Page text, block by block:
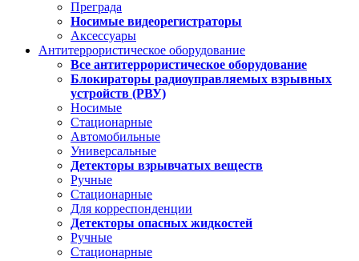
Преграда
Носимые видеорегистраторы
Аксессуары
Антитеррористическое оборудование
Все антитеррористическое оборудование
Блокираторы радиоуправляемых взрывных
устройств (РВУ)
Носимые
Стационарные
Автомобильные
Универсальные
Детекторы взрывчатых веществ
Ручные
Стационарные
Для корреспонденции
Детекторы опасных жидкостей
Ручные
Стационарные